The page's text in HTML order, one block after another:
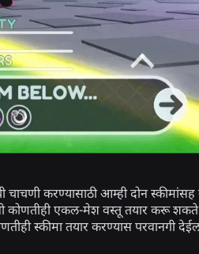
चाचणी करण्यासाठी आम्ही दोन
एकल-मेश वस्तू तयार करू शकते.
स्कीमा तयार करण्यास परवानगी